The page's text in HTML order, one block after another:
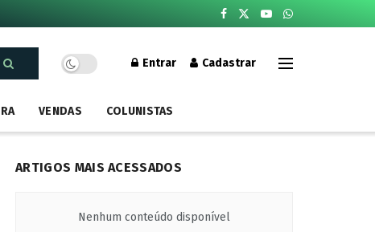
Entrar Cadastrar
VENDAS COLUNISTAS
ARTIGOS MAIS ACESSADOS
Nenhum conteúdo disponível